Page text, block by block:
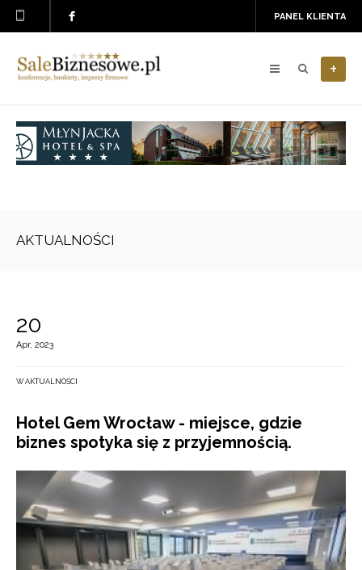
PANEL KLIENTA
+
AKTUALNOŚCI
20
Apr, 2023
W AKTUALNOŚCI
Hotel Gem Wrocław - miejsce, gdzie
biznes spotyka się z przyjemnością.